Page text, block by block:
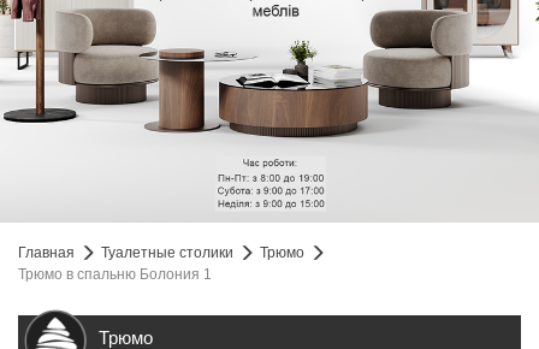
Главная Туалетные столики
Трюмо
Трюмо в спальню Болония 1
Трюмо